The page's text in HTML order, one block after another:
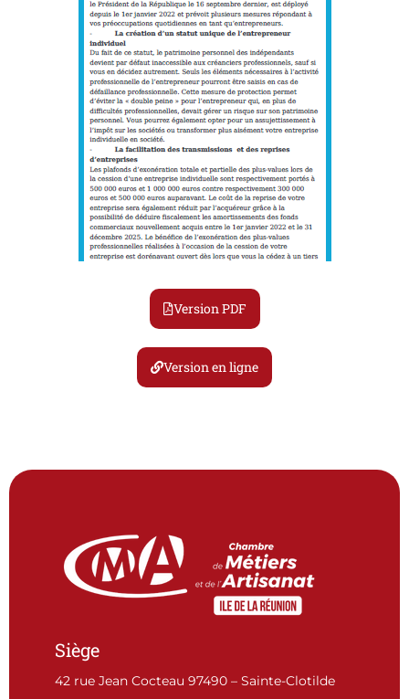
Version PDF
Version en ligne
Siège
42 rue Jean Cocteau 97490 – Sainte-Clotilde